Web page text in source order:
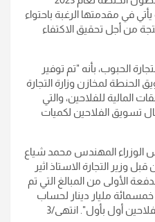
في مقدمتها الرغبة باحتواء
من أجل تحقيق الاكتفاء
الحبوب، بأنه "تم توفير
الحنطة لمخازن وزارة التجارة
المالية للفلاحين، والتي
تسويق الفلاحين لكميات
الوزراء المهندس محمد شياع
وزير التجارة الاستاذ اثير
الأولى من المبالغ التي تم
خمسمائة مليار دينار لحساب
أول بأول". انتهى/3